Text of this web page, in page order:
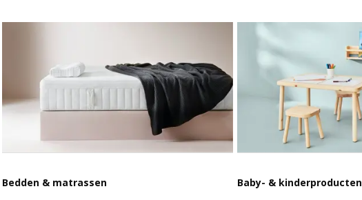
Bedden & matrassen
Baby- & kinderproducten